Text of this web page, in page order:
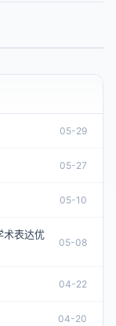
05-29
05-27
05-10
术表达优
05-08
04-22
04-20